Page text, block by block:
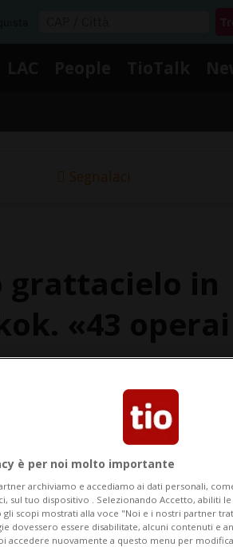
Segnalaci
è avvenuta poco
è per noi molto importante
archiviamo e accediamo ai dati personali,
sul tuo dispositivo . Selezionando Accetto, abiliti
scopi mostrati alla voce "Noi e i nostri partner
dovessero essere disabilitate, alcuni contenuti e
accedere nuovamente a questo menu per